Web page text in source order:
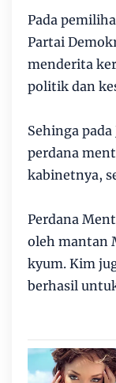
Pada
Partai
menderita
politik dan
Sehinga
perdana
kabinetnya,
Perdana
oleh mantan
kyum. Kim
berhasil